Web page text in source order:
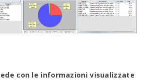
con le informazioni visualizzate